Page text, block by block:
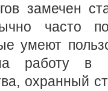
замечен
часто
умеют
работу в
охранный